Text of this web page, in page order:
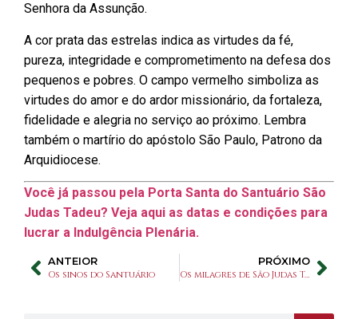
Senhora da Assunção.
A cor prata das estrelas indica as virtudes da fé,
pureza, integridade e comprometimento na defesa dos
pequenos e pobres. O campo vermelho simboliza as
virtudes do amor e do ardor missionário, da fortaleza,
fidelidade e alegria no serviço ao próximo. Lembra
também o martírio do apóstolo São Paulo, Patrono da
Arquidiocese.
Você já passou pela Porta Santa do Santuário São
Judas Tadeu? Veja aqui as datas e condições para
lucrar a Indulgência Plenária.
ANTEIOR
Os sinos do Santuário
PRÓXIMO
Os milagres de São Judas Tadeu